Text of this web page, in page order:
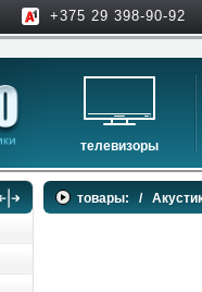
+375 29 398-90-92
телевизоры
телевизоры
аксессуары для тв
товары: /